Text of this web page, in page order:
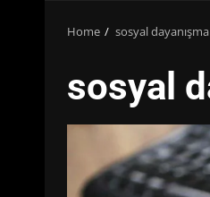
Home sosyal dayanışma
sosyal